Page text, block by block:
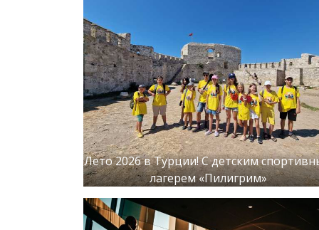
Лето 2026 в Турции! С детским
лагерем «Пилигрим»